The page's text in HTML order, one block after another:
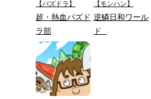
【パズドラ】
超・熱血パズド
ラ部
【モンハン】
逆鱗日和ワール
ド